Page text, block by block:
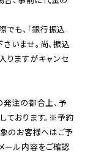
でも、「銀行振込
いませ。尚、振込
りますがキャンセ
注の都合上、予
ております。※予約
のお客様へはご予
ール内容をご確認